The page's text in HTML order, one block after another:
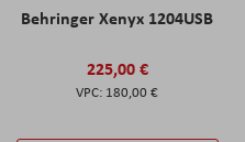
Behringer Xenyx 1204USB
225,00 €
180,00 €